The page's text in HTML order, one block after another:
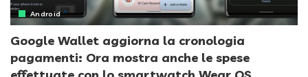
Android
Google Wallet aggiorna la cronologia
pagamenti: Ora mostra anche le spese